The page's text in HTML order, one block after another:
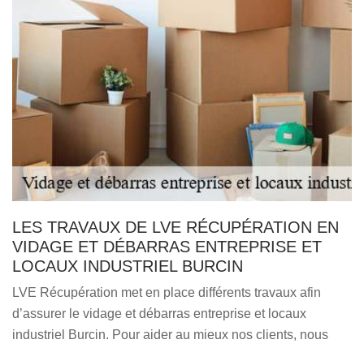
LES TRAVAUX DE LVE RÉCUPÉRATION EN
VIDAGE ET DÉBARRAS ENTREPRISE ET
LOCAUX INDUSTRIEL BURCIN
LVE Récupération met en place différents travaux afin
d’assurer le vidage et débarras entreprise et locaux
industriel Burcin. Pour aider au mieux nos clients, nous